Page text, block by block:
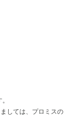
しては、プロミスの